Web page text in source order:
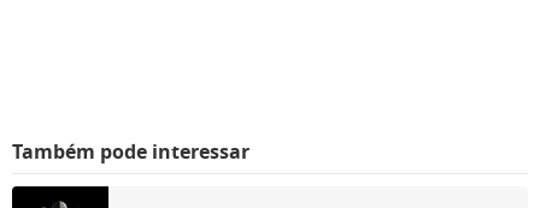
Também pode interessar